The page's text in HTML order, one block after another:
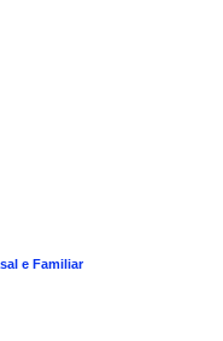
e Familiar